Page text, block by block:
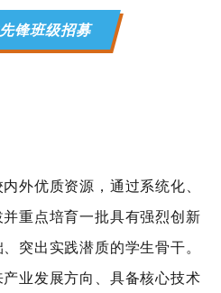
锋班级招募
外优质资源，通过系统化、
重点培育一批具有强烈创新
突出实践潜质的学生骨干。
业发展方向、具备核心技术